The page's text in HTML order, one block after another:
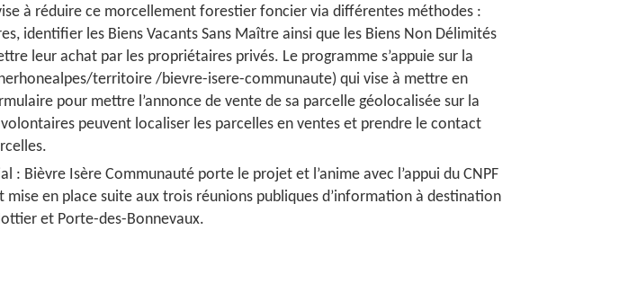
à réduire ce morcellement forestier foncier via différentes méthodes :
identifier les Biens Vacants Sans Maître ainsi que les Biens Non Délimités
leur achat par les propriétaires privés. Le programme s’appuie sur la
territoire /bievre-isere-communaute) qui vise à mettre en
pour mettre l’annonce de vente de sa parcelle géolocalisée sur la
peuvent localiser les parcelles en ventes et prendre le contact
Isère Communauté porte le projet et l’anime avec l’appui du CNPF
en place suite aux trois réunions publiques d’information à destination
et Porte-des-Bonnevaux.